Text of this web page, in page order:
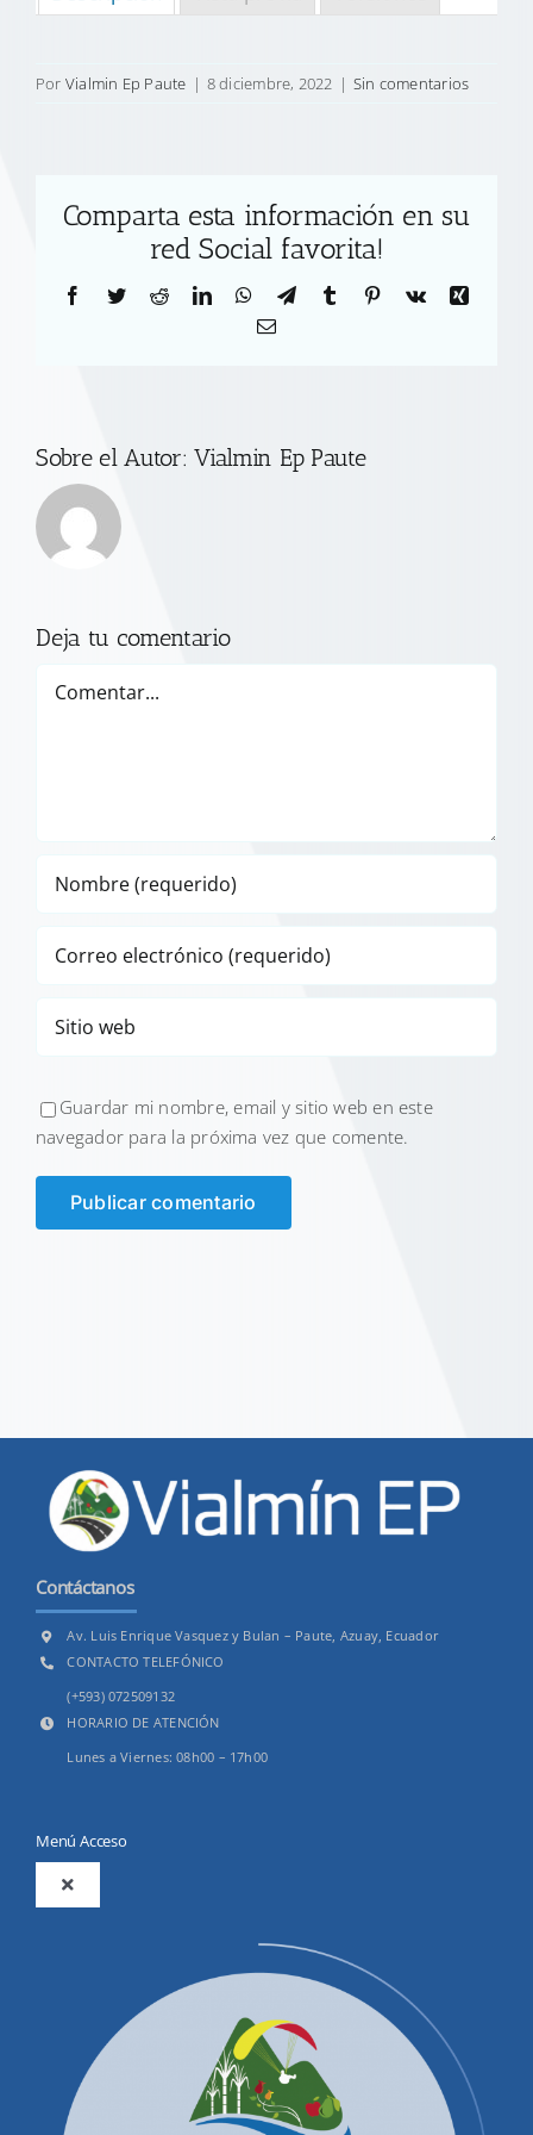
Por Vialmin Ep Paute | 8 diciembre, 2022 | Sin comentarios
Comparta esta información en su
red Social favorita!
Facebook
TwitterRedditLinkedInWhatsApp
TelegramTumblr Pinterest
Vk
Xing
Correo
Sobre el Autor:Vialmin Ep Paute
Deja tu comentario
Guardar mi nombre, email y sitio web en este
navegador para la próxima vez que comente.
Contáctanos
Av. Luis Enrique Vasquez y Bulan – Paute, Azuay, Ecuador
CONTACTO TELEFÓNICO
(+593) 072509132
HORARIO DE ATENCIÓN
Lunes a Viernes: 08h00 – 17h00
Menú Acceso
Toggle
Productos y Servicios
Convocatorias Precalificación